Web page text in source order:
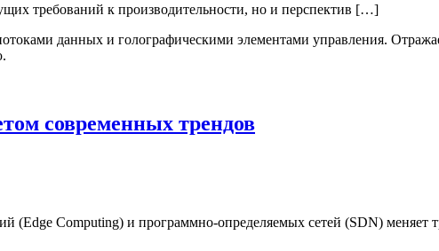
требований к производительности, но и перспектив […]
современных трендов
(Edge Computing) и программно-определяемых сетей (SDN) меняет